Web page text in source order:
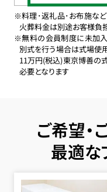
※料理･返礼品･お布施など
火葬料金は別途お客様負担
※無料の会員制度に未加
別式を行う場合は式場使
11万円(税込)東京博善の
必要となります
ご希望・
最適な